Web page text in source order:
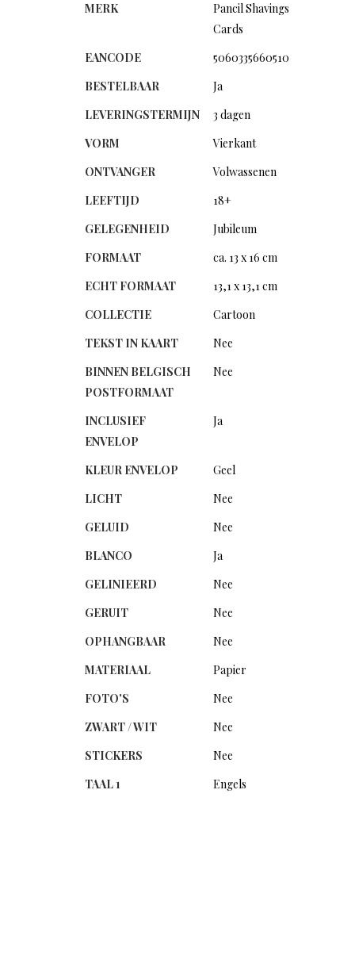
MERK
Pancil Shavings
Cards
EANCODE
5060335660510
BESTELBAAR
Ja
LEVERINGSTERMIJN
3 dagen
VORM
Vierkant
ONTVANGER
Volwassenen
LEEFTIJD
18+
GELEGENHEID
Jubileum
FORMAAT
ca. 13 x 16 cm
ECHT FORMAAT
13,1 x 13,1 cm
COLLECTIE
Cartoon
TEKST IN KAART
Nee
BINNEN BELGISCH
POSTFORMAAT
Nee
INCLUSIEF
ENVELOP
Ja
KLEUR ENVELOP
Geel
LICHT
Nee
GELUID
Nee
BLANCO
Ja
GELINIEERD
Nee
GERUIT
Nee
OPHANGBAAR
Nee
MATERIAAL
Papier
FOTO'S
Nee
ZWART / WIT
Nee
STICKERS
Nee
TAAL 1
Engels